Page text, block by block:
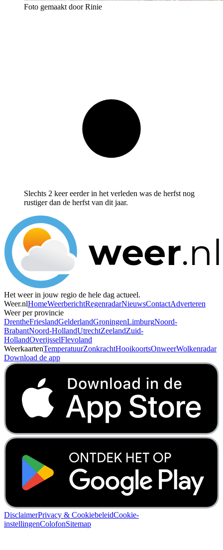
Foto gemaakt door Rinie
Slechts 2 keer eerder in het verleden was de herfst nog
rustiger dan de herfst van dit jaar.
Het weer in jouw regio de hele dag actueel.
Weer.nlHomeWeerberichtRegenradarNieuwsContactAdverteren
Weer per provincie
DrentheFrieslandGelderlandGroningenLimburgNoord-
BrabantNoord-HollandUtrechtZeelandZuid-
HollandOverijsselFlevoland
WeerkaartenTemperatuurZonkrachtHooikoortsOnweerWolkenradar
Download de app
DisclaimerPrivacy & CookiebeleidCookie-
instellingenColofonSitemap